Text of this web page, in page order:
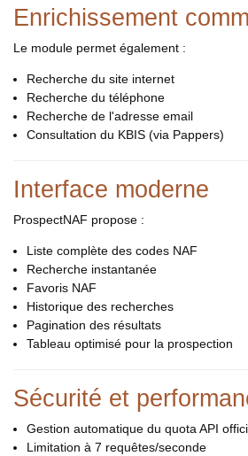
Enrichissement
Le module permet également :
Recherche du site internet
Recherche du téléphone
Recherche de l'adresse email
Consultation du KBIS (via Pappers)
Interface moderne
ProspectNAF propose :
Liste complète des codes NAF
Recherche instantanée
Favoris NAF
Historique des recherches
Pagination des résultats
Tableau optimisé pour la prospection
Sécurité et
Gestion automatique du quota API
Limitation à 7 requêtes/seconde